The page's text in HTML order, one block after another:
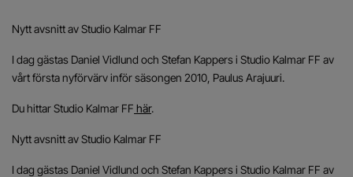
Nytt avsnitt av Studio Kalmar FF
I dag gästas Daniel Vidlund och Stefan Kappers i Studio Kalmar FF av
vårt första nyförvärv inför säsongen 2010, Paulus Arajuuri.
Du hittar Studio Kalmar FF här.
Nytt avsnitt av Studio Kalmar FF
I dag gästas Daniel Vidlund och Stefan Kappers i Studio Kalmar FF av